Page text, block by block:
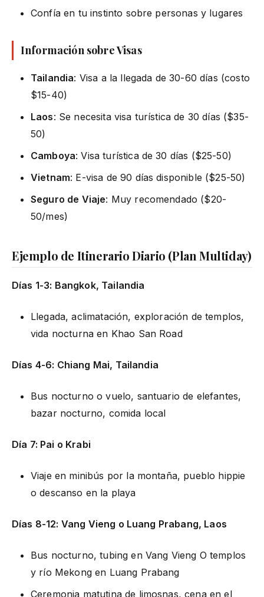
Confía en tu instinto sobre personas y lugares
Información sobre Visas
Tailandia: Visa a la llegada de 30-60 días (costo
$15-40)
Laos: Se necesita visa turística de 30 días ($35-
50)
Camboya: Visa turística de 30 días ($25-50)
Vietnam: E-visa de 90 días disponible ($25-50)
Seguro de Viaje: Muy recomendado ($20-
50/mes)
Ejemplo de Itinerario Diario (Plan Multiday)
Días 1-3: Bangkok, Tailandia
Llegada, aclimatación, exploración de templos,
vida nocturna en Khao San Road
Días 4-6: Chiang Mai, Tailandia
Bus nocturno o vuelo, santuario de elefantes,
bazar nocturno, comida local
Día 7: Pai o Krabi
Viaje en minibús por la montaña, pueblo hippie
o descanso en la playa
Días 8-12: Vang Vieng o Luang Prabang, Laos
Bus nocturno, tubing en Vang Vieng O templos
y río Mekong en Luang Prabang
Ceremonia matutina de limosnas, cena en el